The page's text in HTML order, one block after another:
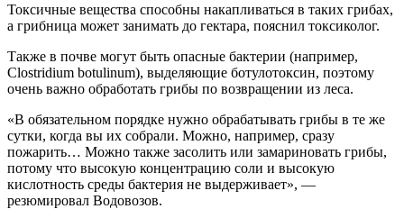
Токсичные вещества способны накапливаться в таких грибах,
а грибница может занимать до гектара, пояснил токсиколог.
Также в почве могут быть опасные бактерии (например,
Clostridium botulinum), выделяющие ботулотоксин, поэтому
очень важно обработать грибы по возвращении из леса.
«В обязательном порядке нужно обрабатывать грибы в те же
сутки, когда вы их собрали. Можно, например, сразу
пожарить… Можно также засолить или замариновать грибы,
потому что высокую концентрацию соли и высокую
кислотность среды бактерия не выдерживает», —
резюмировал Водовозов.